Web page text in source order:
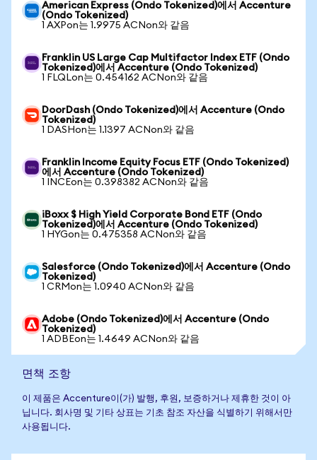
American Express (Ondo Tokenized)에서 Accenture
(Ondo Tokenized)
1 AXPon는 1.9975 ACNon와 같음
Franklin US Large Cap Multifactor Index ETF (Ondo
Tokenized)에서 Accenture (Ondo Tokenized)
1 FLQLon는 0.454162 ACNon와 같음
DoorDash (Ondo Tokenized)에서 Accenture (Ondo
Tokenized)
1 DASHon는 1.1397 ACNon와 같음
Franklin Income Equity Focus ETF (Ondo Tokenized)
에서 Accenture (Ondo Tokenized)
1 INCEon는 0.398382 ACNon와 같음
iBoxx $ High Yield Corporate Bond ETF (Ondo
Tokenized)에서 Accenture (Ondo Tokenized)
1 HYGon는 0.475358 ACNon와 같음
Salesforce (Ondo Tokenized)에서 Accenture (Ondo
Tokenized)
1 CRMon는 1.0940 ACNon와 같음
Adobe (Ondo Tokenized)에서 Accenture (Ondo
Tokenized)
1 ADBEon는 1.4649 ACNon와 같음
면책 조항
이 제품은 Accenture이(가) 발행, 후원, 보증하거나 제휴한 것이 아
닙니다. 회사명 및 기타 상표는 기초 참조 자산을 식별하기 위해서만
사용됩니다.